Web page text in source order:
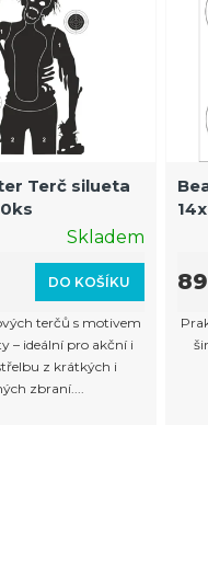
Terč silueta
Skladem
DO KOŠÍKU
terčů s motivem
– ideální pro akční i
z krátkých i
zbraní....